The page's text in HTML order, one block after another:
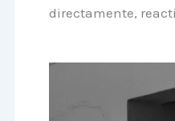
directamente,